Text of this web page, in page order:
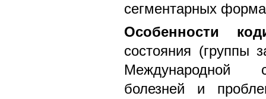
сегментарных
Особенности
состояния (группы
Международной
болезней и